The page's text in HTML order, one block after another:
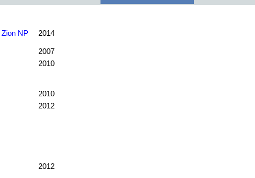
Zion NP 2014
2007
2010
2010
2012
2012